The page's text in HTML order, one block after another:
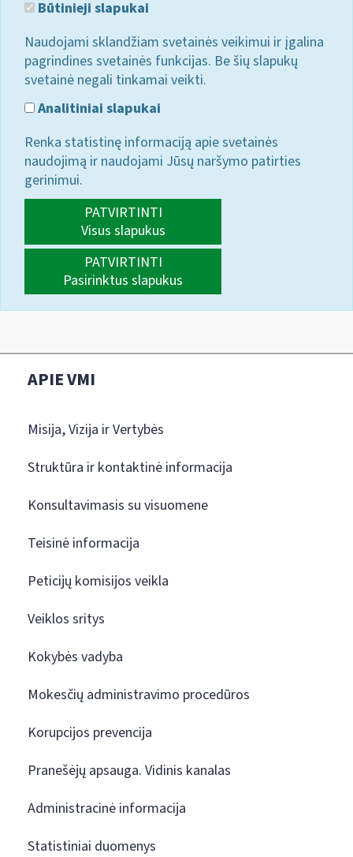
Būtinieji slapukai
Naudojami sklandžiam svetainės veikimui ir įgalina
pagrindines svetainės funkcijas. Be šių slapukų
svetainė negali tinkamai veikti.
Analitiniai slapukai
Renka statistinę informaciją apie svetainės
naudojimą ir naudojami Jūsų naršymo patirties
gerinimui.
PATVIRTINTI
Visus slapukus
PATVIRTINTI
Pasirinktus slapukus
APIE VMI
Misija, Vizija ir Vertybės
Struktūra ir kontaktinė informacija
Konsultavimasis su visuomene
Teisinė informacija
Peticijų komisijos veikla
Veiklos sritys
Kokybės vadyba
Mokesčių administravimo procedūros
Korupcijos prevencija
Pranešėjų apsauga. Vidinis kanalas
Administracinė informacija
Statistiniai duomenys